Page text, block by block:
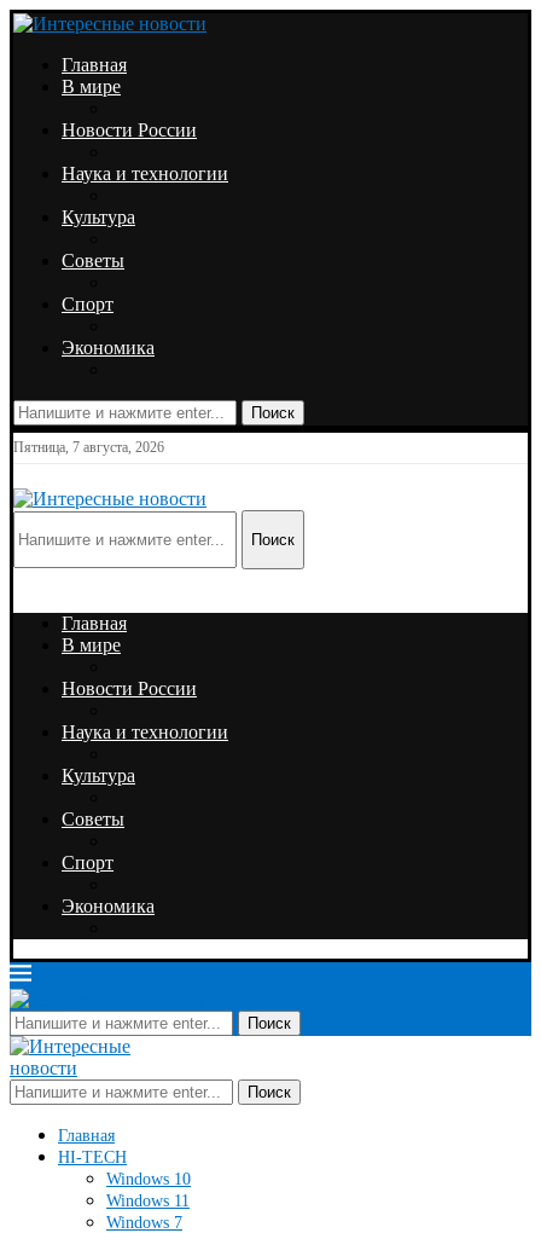
Главная
В мире
Новости России
Наука и технологии
Культура
Советы
Спорт
Экономика
Поиск
Пятница, 7 августа, 2026
Поиск
Главная
В мире
Новости России
Наука и технологии
Культура
Советы
Спорт
Экономика
Поиск
Поиск
Главная
HI-TECH
Windows 10
Windows 11
Windows 7